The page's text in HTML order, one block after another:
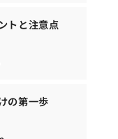
トと注意点
の第一歩